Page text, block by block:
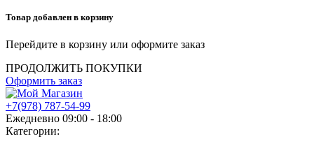
Товар добавлен в корзину
Перейдите в корзину или оформите заказ
ПРОДОЛЖИТЬ ПОКУПКИ
Оформить заказ
+7(978) 787-54-99
Ежедневно 09:00 - 18:00
Категории: